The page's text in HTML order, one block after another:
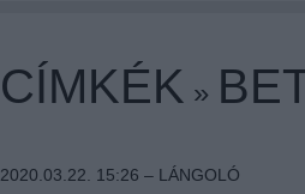
CÍMKÉK »
2020.03.22. 15:26 – LÁNGOLÓ